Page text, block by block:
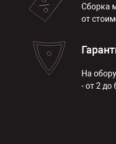
Сборка
от
На
- от 2 до